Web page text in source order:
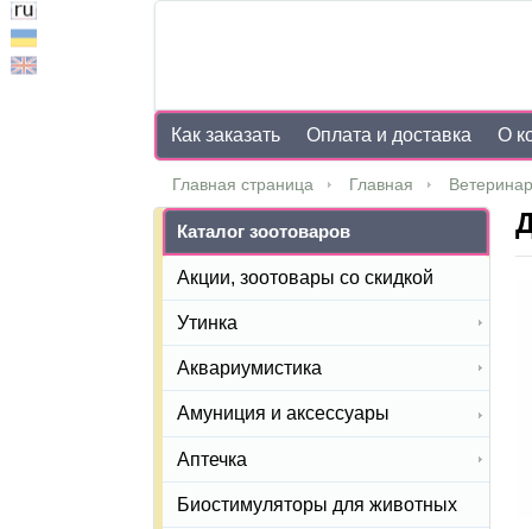
Как заказать Оплата и доставка О
Главная страница Главная
Каталог зоотоваров
Акции, зоотовары со скидкой
Утинка
Аквариумистика
Амуниция и аксессуары
Аптечка
Биостимуляторы для животных